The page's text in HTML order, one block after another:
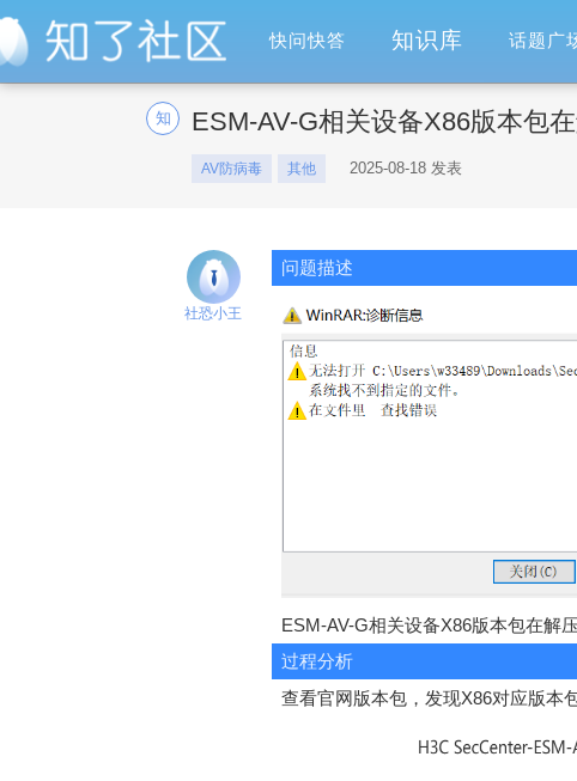
快问快答 知识库 话题广
知 ESM-AV-G相关设备X86版本包
AV防病毒 其他 2025-08-18 发表
社恐小王
问题描述
ESM-AV-G相关设备X86版本包在解
过程分析
查看官网版本包，发现X86对应版本